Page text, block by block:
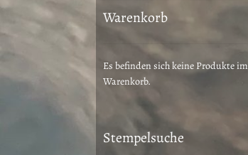
Warenkorb
Es befinden sich keine Produkte im
Warenkorb.
Stempelsuche